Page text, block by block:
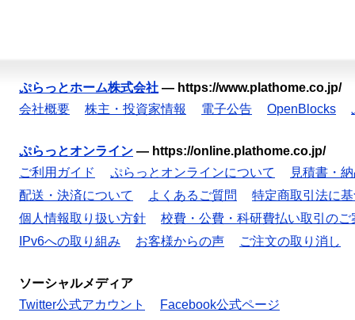
ぷらっとホーム株式会社 — https://www.plathome.co.jp/
会社概要
株主・投資家情報 電子公告 OpenBlocks
ぷらっとオンライン — https://online.plathome.co.jp/
ご利用ガイド
ぷらっとオンラインについて
見積書・
配送・決済について
よくあるご質問
特定商取引法に
個人情報取り扱い方針
校費・公費・科研費払い取引のご
IPv6への取り組み
お客様からの声 ご注文の取り消し
ソーシャルメディア
Twitter公式アカウント
Facebook公式ページ